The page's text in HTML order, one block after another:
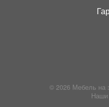
© 2026 Мебель на
Наши